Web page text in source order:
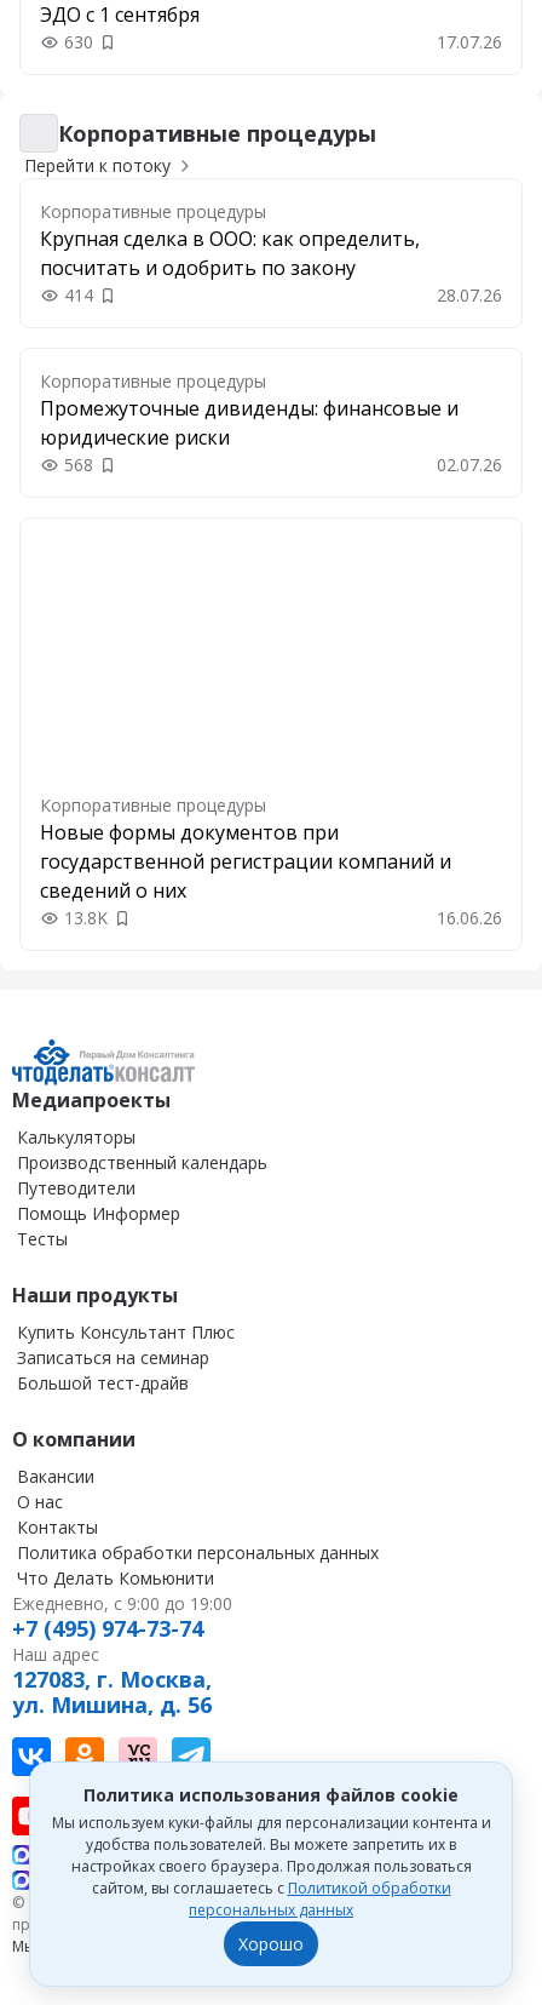
ЭДО с 1 сентября
630 Добавить в закладки 17.07.26
Корпоративные процедуры
Корпоративные процедуры
Перейти к потоку
Корпоративные процедуры
Крупная сделка в ООО: как определить,
посчитать и одобрить по закону
414 Добавить в закладки 28.07.26
Корпоративные процедуры
Промежуточные дивиденды: финансовые и
юридические риски
568 Добавить в закладки 02.07.26
Корпоративные процедуры
Новые формы документов при
государственной регистрации компаний и
сведений о них
13.8K Добавить в закладки 16.06.26
Политика использования файлов cookie
Мы используем куки-файлы для персонализации контента и
удобства пользователей. Вы можете запретить их в
настройках своего браузера. Продолжая пользоваться
сайтом, вы соглашаетесь с Политикой обработки
персональных данных
Хорошо
Медиапроекты
Калькуляторы
Производственный календарь
Путеводители
Помощь Информер
Тесты
Наши продукты
Купить Консультант Плюс
Записаться на семинар
Большой тест-драйв
О компании
Вакансии
О нас
Контакты
Политика обработки персональных данных
Что Делать Комьюнити
Ежедневно, с 9:00 до 19:00
+7 (495) 974-73-74
Наш адрес
127083, г. Москва,
ул. Мишина, д. 56
Наш канал в Вконтакте
Наш канал на youtube
Наша группа в однокласниках
Наш канал в tenchat
Наш канал на vc
Наш профиль на дзен
Наш канал в Telegram
Что делать Консалт
Что делать Экспертум
© 1993—2026 Первый Дом Консалтинга «Что делать Консалт». Все
права защищены.
Мы зарегистрированы на
Портале поставщиков